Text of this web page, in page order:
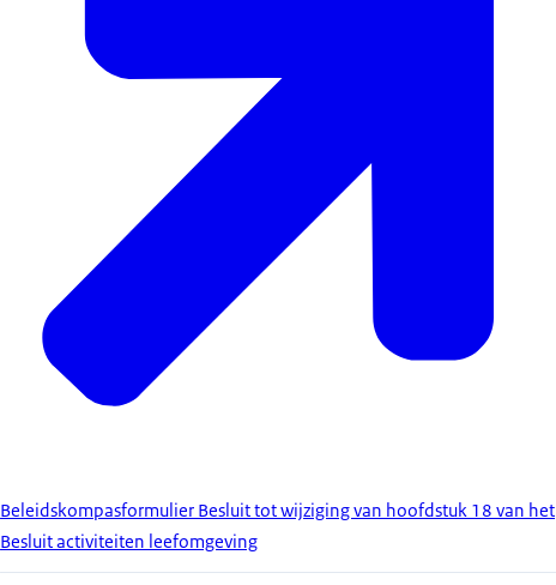
Beleidskompasformulier Besluit tot wijziging van hoofdstuk 18 van het
Besluit activiteiten leefomgeving